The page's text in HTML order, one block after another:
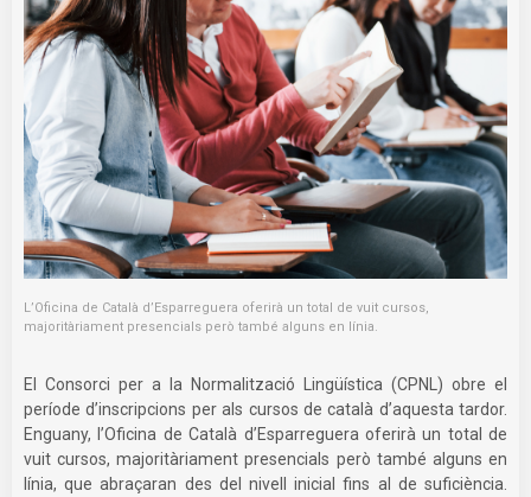
L’Oficina de Català d’Esparreguera oferirà un total de vuit cursos,
majoritàriament presencials però també alguns en línia.
El Consorci per a la Normalització Lingüística (CPNL) obre el
període d’inscripcions per als cursos de català d’aquesta tardor.
Enguany, l’Oficina de Català d’Esparreguera oferirà un total de
vuit cursos, majoritàriament presencials però també alguns en
línia, que abraçaran des del nivell inicial fins al de suficiència.